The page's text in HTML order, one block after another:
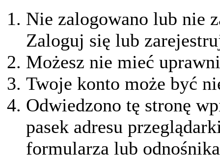
Nie zalogowano lub nie
Zaloguj się lub
Możesz nie mieć
Twoje konto może być
Odwiedzono tę stronę
pasek adresu
formularza lub